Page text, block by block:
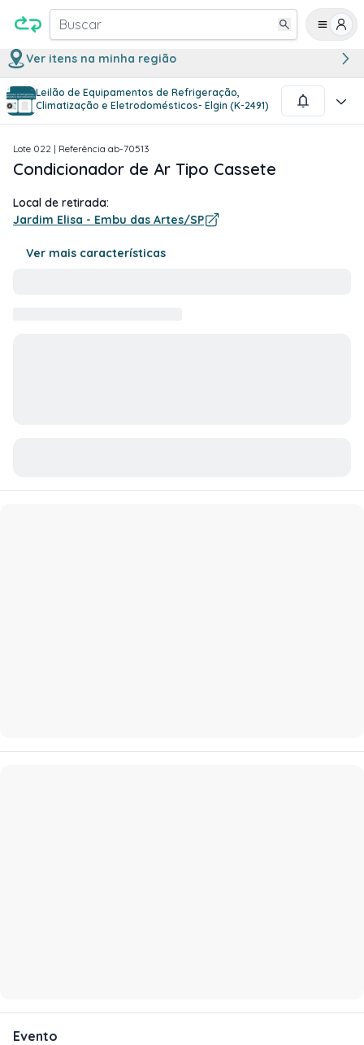
Buscar
Ver itens na minha região
Leilão de Equipamentos de Refrigeração,
Climatização e Eletrodomésticos- Elgin (K-2491)
1/1
Lote 022 | Referência ab-70513
Condicionador de Ar Tipo Cassete
Local de retirada:
Jardim Elisa - Embu das Artes/SP
Ver mais características
Evento